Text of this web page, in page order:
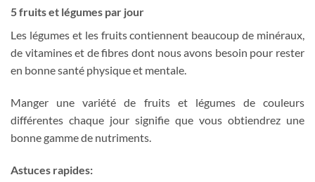
5 fruits et légumes par jour
Les légumes et les fruits contiennent beaucoup de minéraux,
de vitamines et de fibres dont nous avons besoin pour rester
en bonne santé physique et mentale.
Manger une variété de fruits et légumes de couleurs
différentes chaque jour signifie que vous obtiendrez une
bonne gamme de nutriments.
Astuces rapides: